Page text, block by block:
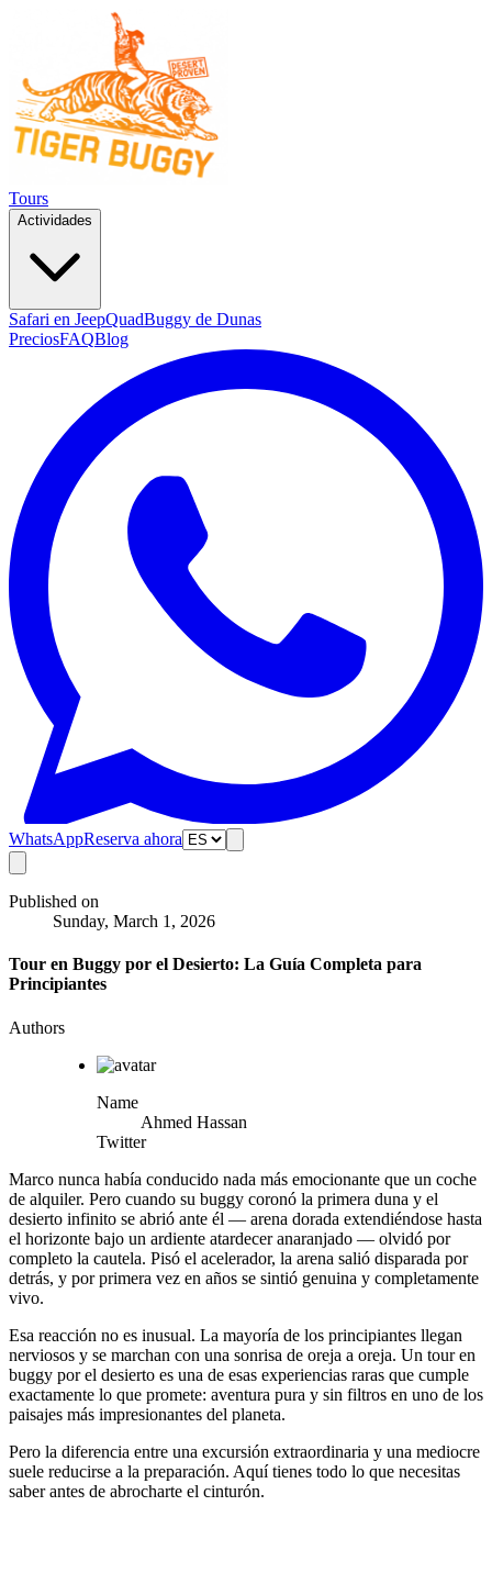
Tours
Actividades
Safari en JeepQuadBuggy de Dunas
PreciosFAQBlog
WhatsAppReserva ahora
Published on
Sunday, March 1, 2026
Tour en Buggy por el Desierto: La Guía Completa para
Principiantes
Authors
Name
Ahmed Hassan
Twitter
Marco nunca había conducido nada más emocionante que un coche
de alquiler. Pero cuando su buggy coronó la primera duna y el
desierto infinito se abrió ante él — arena dorada extendiéndose hasta
el horizonte bajo un ardiente atardecer anaranjado — olvidó por
completo la cautela. Pisó el acelerador, la arena salió disparada por
detrás, y por primera vez en años se sintió genuina y completamente
vivo.
Esa reacción no es inusual. La mayoría de los principiantes llegan
nerviosos y se marchan con una sonrisa de oreja a oreja. Un tour en
buggy por el desierto es una de esas experiencias raras que cumple
exactamente lo que promete: aventura pura y sin filtros en uno de los
paisajes más impresionantes del planeta.
Pero la diferencia entre una excursión extraordinaria y una mediocre
suele reducirse a la preparación. Aquí tienes todo lo que necesitas
saber antes de abrocharte el cinturón.